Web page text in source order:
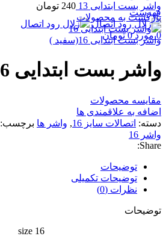
فهرست
0 مورد 0 تومان
واشر بست ابتدایی 13 240 تومان
بازگشت به محصولات
واشر بست ابتدایی 16(سفید )
واشر بست ابتدایی 16(مشکی)
مقایسه محصولات
اضافه به علاقمندی ها
دسته: اتصالات سایز 16 , واشر ها برچسب:
واشر 16
Share:
توضیحات
توضیحات تکمیلی
نظرات (0)
توضیحات
size 16